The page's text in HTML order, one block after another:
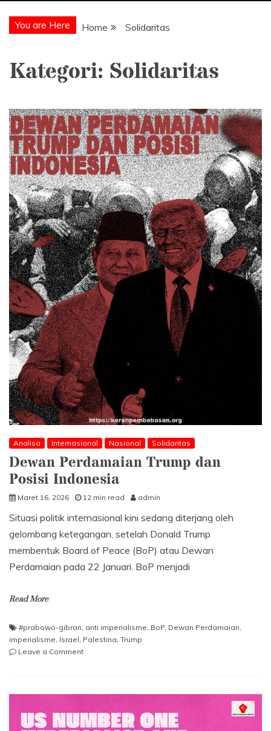
You are Here Home Solidaritas
Kategori: Solidaritas
Analisa Internasional Nasional Solidaritas
Dewan Perdamaian Trump dan
Posisi Indonesia
Maret 16, 2026 12 min read admin
Situasi politik internasional kini sedang diterjang oleh
gelombang ketegangan, setelah Donald Trump
membentuk Board of Peace (BoP) atau Dewan
Perdamaian pada 22 Januari. BoP menjadi
Read More
#prabowo-gibran anti imperialisme BoP Dewan Perdamaian
imperialisme Israel Palestina Trump
Leave a Commenton
Posisi
Indonesia